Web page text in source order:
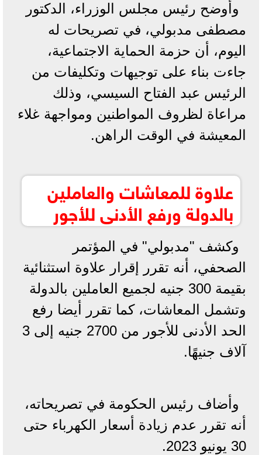
وأوضح رئيس مجلس الوزراء، الدكتور
مصطفى مدبولي، في تصريحات له
اليوم، أن حزمة الحماية الاجتماعية،
جاءت بناء على توجيهات وتكليفات من
الرئيس عبد الفتاح السيسي، وذلك
مراعاة لظروف المواطنين ومواجهة غلاء
المعيشة في الوقت الراهن.
علاوة للمعاشات والعاملين
بالدولة ورفع الأدنى للأجور
وكشف "مدبولي" في المؤتمر
الصحفي، أنه تقرر إقرار علاوة استثنائية
بقيمة 300 جنيه لجميع العاملين بالدولة
وتشمل المعاشات، كما تقرر أيضا رفع
الحد الأدنى للأجور من 2700 جنيه إلى 3
آلاف جنيهًا.
وأضاف رئيس الحكومة في تصريحاته،
أنه تقرر عدم زيادة أسعار الكهرباء حتى
30 يونيو 2023.